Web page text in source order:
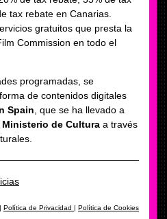
tax rebate en Canarias.
gratuitos que presta la
Commission en todo el
programadas, se
de contenidos digitales
Spain , que se ha llevado a
Ministerio de Cultura a través
| Política de Privacidad | Política de Cookies